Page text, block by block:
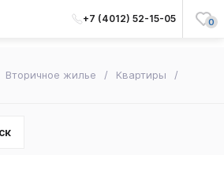
+7 (4012) 52-15-05 0
Вторичное жилье
Квартиры